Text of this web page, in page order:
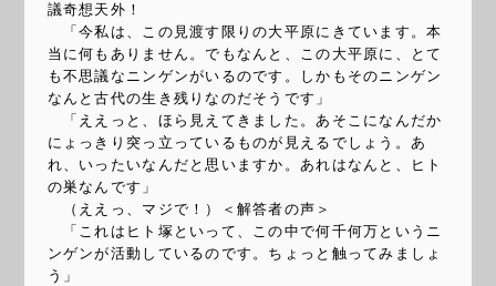
議奇想天外！
「今私は、この見渡す限りの大平原にきています。本
当に何もありません。でもなんと、この大平原に、とて
も不思議なニンゲンがいるのです。しかもそのニンゲン
なんと古代の生き残りなのだそうです」
「ええっと、ほら見えてきました。あそこになんだか
にょっきり突っ立っているものが見えるでしょう。あ
れ、いったいなんだと思いますか。あれはなんと、ヒト
の巣なんです」
（ええっ、マジで！）＜解答者の声＞
「これはヒト塚といって、この中で何千何万というニ
ンゲンが活動しているのです。ちょっと触ってみましょ
う」